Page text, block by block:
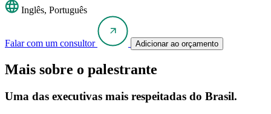
Inglês, Português
Falar com um consultor Adicionar ao orçamento
Mais sobre o palestrante
Uma das executivas mais respeitadas do Brasil.